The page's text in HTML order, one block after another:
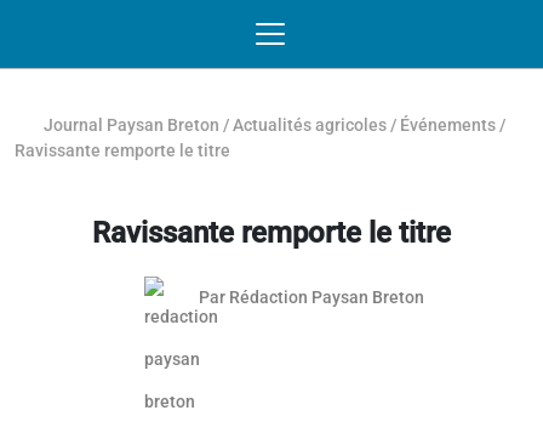
Journal Paysan Breton /Actualités agricoles / Événements /
Ravissante remporte le titre
Ravissante remporte le titre
Article réservé aux abonnés
Par Rédaction Paysan Breton